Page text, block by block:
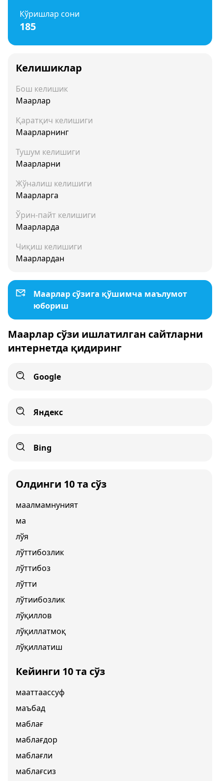
Кўришлар сони
185
Келишиклар
Бош келишик
Маарлар
Қаратқич келишиги
Маарларнинг
Тушум келишиги
Маарларни
Жўналиш келишиги
Маарларга
Ўрин-пайт келишиги
Маарларда
Чиқиш келишиги
Маарлардан
Маарлар сўзига қўшимча маълумот
юбориш
Маарлар сўзи ишлатилган сайтларни
интернетда қидиринг
Google
Яндекс
Bing
Олдинги 10 та сўз
маалмамнуният
ма
лўя
лўттибозлик
лўттибоз
лўтти
лўтиибозлик
лўқиллов
лўқиллатмоқ
лўқиллатиш
Кейинги 10 та сўз
мааттаассуф
маъбад
маблағ
маблағдор
маблағли
маблағсиз